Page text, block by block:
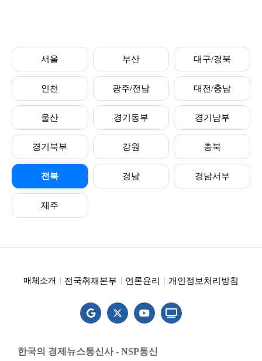
서울 부산 대구/경북
인천 광주/전남 대전/충남
울산 경기동부 경기남부
경기북부 강원 충북
전북 경남 경남서부
제주
매체소개 전국취재본부 언론윤리 개인정보처리방침
한국의 경제뉴스통신사 - NSP통신